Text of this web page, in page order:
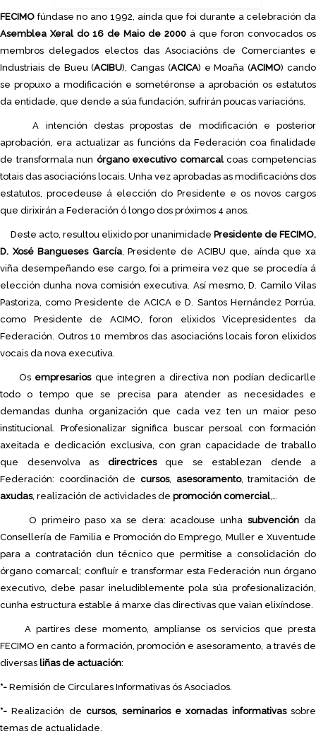
FECIMO fúndase no ano 1992, aínda que foi durante a celebración da
Asemblea Xeral do 16 de Maio de 2000 á que foron convocados os
membros delegados electos das Asociacións de Comerciantes e
Industriais de Bueu (ACIBU), Cangas (ACICA) e Moaña (ACIMO) cando
se propuxo a modificación e sometéronse a aprobación os estatutos
da entidade, que dende a súa fundación, sufrirán poucas variacións.
A intención destas propostas de modificación e posterior
aprobación, era actualizar as funcións da Federación coa finalidade
de transformala nun órgano executivo comarcalcoas competencias
totais das asociacións locais. Unha vez aprobadas as modificacións dos
estatutos, procedeuse á elección do Presidente e os novos cargos
que dirixirán a Federación ó longo dos próximos 4 anos.
Deste acto, resultou elixido por unanimidade Presidente de FECIMO,
D. Xosé Bangueses García, Presidente de ACIBU que, aínda que xa
viña desempeñando ese cargo, foi a primeira vez que se procedía á
elección dunha nova comisión executiva. Así mesmo, D. Camilo Vilas
Pastoriza, como Presidente de ACICA e D. Santos Hernández Porrúa,
como Presidente de ACIMO, foron elixidos Vicepresidentes da
Federación. Outros 10 membros das asociacións locais foron elixidos
vocais da nova executiva.
Os empresarios que integren a directiva non podían dedicarlle
todo o tempo que se precisa para atender as necesidades e
demandas dunha organización que cada vez ten un maior peso
institucional. Profesionalizar significa buscar persoal con formación
axeitada e dedicación exclusiva, con gran capacidade de traballo
que desenvolva as directricesque se establezan dende a
Federación: coordinación de cursos, asesoramento, tramitación de
axudas, realización de actividades de promoción comercial,…
O primeiro paso xa se dera: acadouse unhasubvenciónda
Consellería de Familia e Promoción do Emprego, Muller e Xuventude
para a contratación dun técnico que permitise a consolidación do
órgano comarcal; confluír e transformar esta Federación nun órgano
executivo, debe pasar ineludiblemente pola súa profesionalización,
cunha estructura estable á marxe das directivas que vaian elixíndose.
A partires dese momento, amplíanse os servicios que presta
FECIMO en canto a formación, promoción e asesoramento, a través de
diversas liñas de actuación:
*- Remisión de Circulares Informativas ós Asociados.
*- Realización decursos, seminarios e xornadas informativassobre
temas de actualidade.